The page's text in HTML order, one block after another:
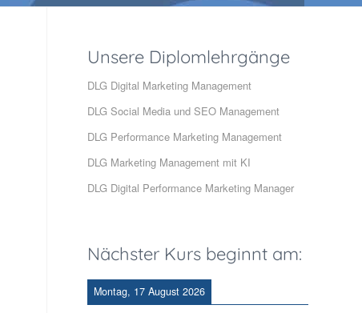
Unsere Diplomlehrgänge
DLG Digital Marketing Management
DLG Social Media und SEO Management
DLG Performance Marketing Management
DLG Marketing Management mit KI
DLG Digital Performance Marketing Manager
Nächster Kurs beginnt am:
Montag, 17 August 2026